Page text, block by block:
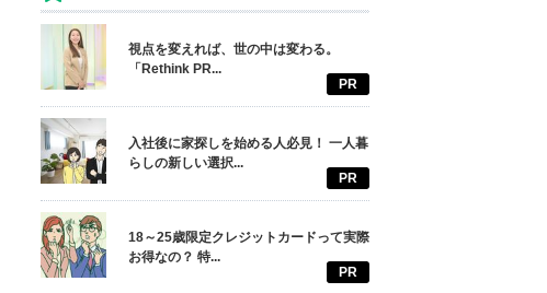
視点を変えれば、世の中は変わる。
「Rethink PR...
PR
入社後に家探しを始める人必見！ 一人暮
らしの新しい選択...
PR
18～25歳限定クレジットカードって実際
お得なの？ 特...
PR